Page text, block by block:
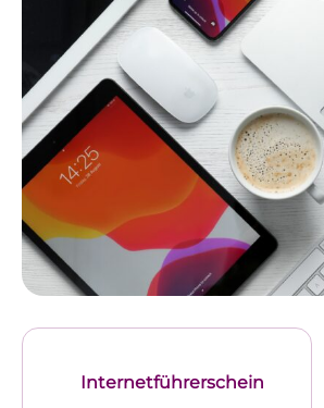
Internetführerschein